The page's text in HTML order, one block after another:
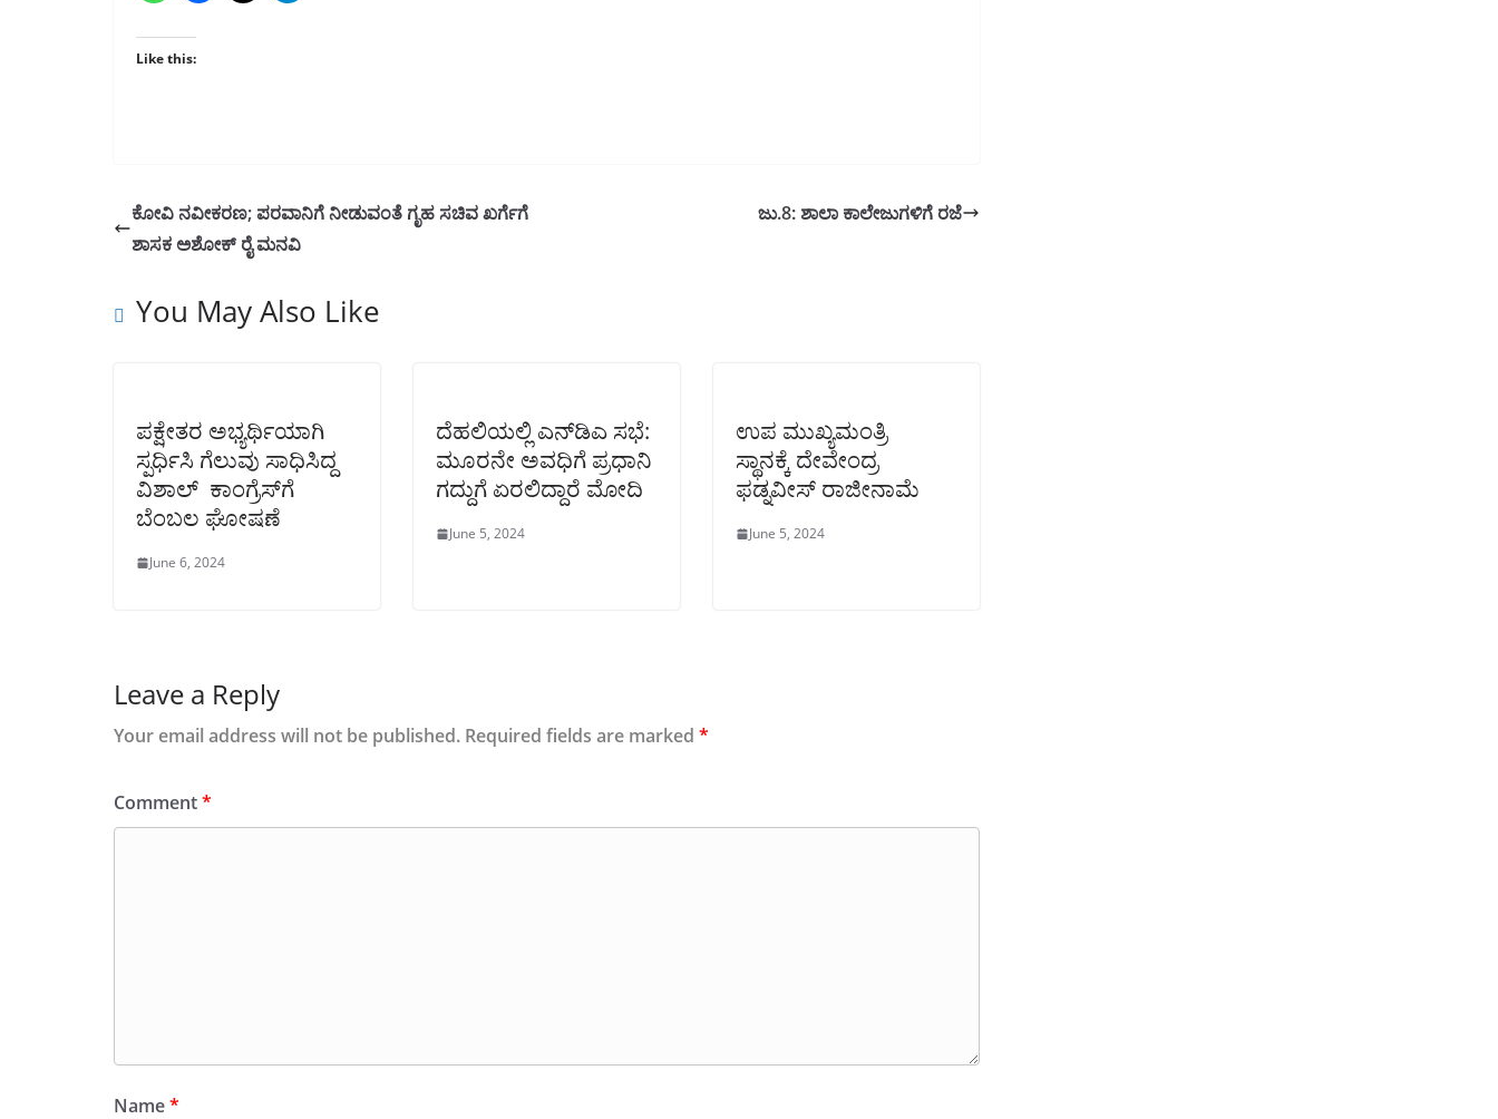
Like this:
ಕೋವಿ ನವೀಕರಣ; ಪರವಾನಿಗೆ ನೀಡುವಂತೆ ಗೃಹ ಸಚಿವ ಖರ್ಗೆಗೆ
ಶಾಸಕ ಅಶೋಕ್ ರೈ ಮನವಿ
ಜು.8: ಶಾಲಾ ಕಾಲೇಜುಗಳಿಗೆ ರಜೆ
You May Also Like
ಪಕ್ಷೇತರ ಅಭ್ಯರ್ಥಿಯಾಗಿ
ಸ್ಪರ್ಧಿಸಿ ಗೆಲುವು ಸಾಧಿಸಿದ್ದ
ವಿಶಾಲ್ ಕಾಂಗ್ರೆಸ್‌ಗೆ
ಬೆಂಬಲ ಘೋಷಣೆ
June 6, 2024
ದೆಹಲಿಯಲ್ಲಿ ಎನ್‌ಡಿಎ ಸಭೆ:
ಮೂರನೇ ಅವಧಿಗೆ ಪ್ರಧಾನಿ
ಗದ್ದುಗೆ ಏರಲಿದ್ದಾರೆ ಮೋದಿ
June 5, 2024
ಉಪ ಮುಖ್ಯಮಂತ್ರಿ
ಸ್ಥಾನಕ್ಕೆ ದೇವೇಂದ್ರ
ಫಡ್ನವೀಸ್ ರಾಜೀನಾಮೆ
June 5, 2024
Leave a Reply
Your email address will not be published. Required fields are marked *
Comment*
Name*